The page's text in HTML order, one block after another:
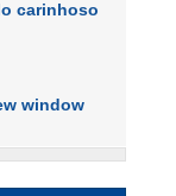
carinhoso